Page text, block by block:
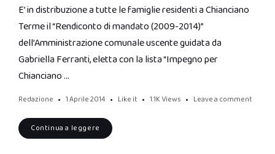
E’ in distribuzione a tutte le famiglie residenti a Chianciano
Terme il “Rendiconto di mandato (2009-2014)”
dell’Amministrazione comunale uscente guidata da
Gabriella Ferranti, eletta con la lista “Impegno per
Chianciano …
Redazione 1 Aprile 2014 Like it 1.1K Views Leave a comment
Continua a leggere